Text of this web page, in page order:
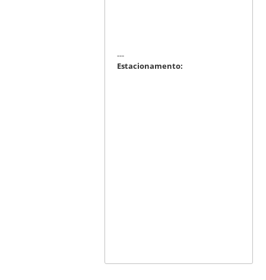
---
Estacionamento: